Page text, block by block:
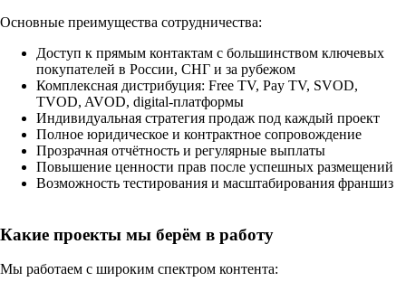
Основные преимущества сотрудничества:
Доступ к прямым контактам с большинством ключевых
покупателей в России, СНГ и за рубежом
Комплексная дистрибуция: Free TV, Pay TV, SVOD,
TVOD, AVOD, digital-платформы
Индивидуальная стратегия продаж под каждый проект
Полное юридическое и контрактное сопровождение
Прозрачная отчётность и регулярные выплаты
Повышение ценности прав после успешных размещений
Возможность тестирования и масштабирования франшиз
Какие проекты мы берём в работу
Мы работаем с широким спектром контента: